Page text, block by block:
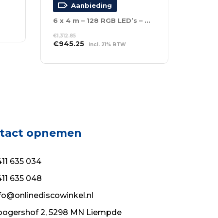
Aanbieding
6 x 4 m – 128 RGB LED’s – Incl. Controller
€1,312.85
Oorspronkelijke
was:
€945.25Huidige
is:
incl. 21% BTW
WINKELWAGEN
opnemen
635 034
635 048
2, 5298 MN Liempde